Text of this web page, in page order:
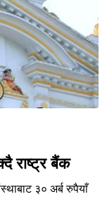
राष्ट्र बैंक
३० अर्ब रुपैयाँ